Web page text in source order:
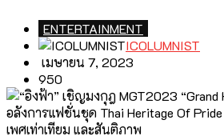
ENTERTAINMENT
ICOLUMNIST
เมษายน 7, 2023
950